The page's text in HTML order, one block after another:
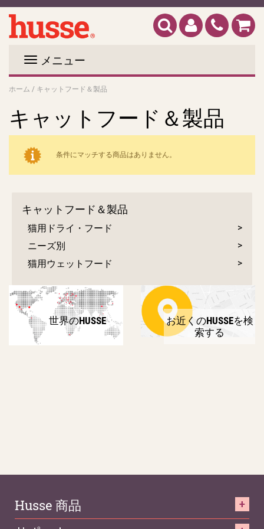
メニュー
ホーム / キャットフード＆製品
キャットフード＆製品
条件にマッチする商品はありません。
キャットフード＆製品
猫用ドライ・フード
ニーズ別
猫用ウェットフード
世界のHUSSE
お近くのHUSSEを検
索する
Husse 商品